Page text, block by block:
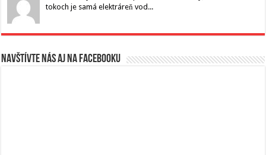
tokoch je samá elektráreň vod...
Navštívte nás aj na Facebooku